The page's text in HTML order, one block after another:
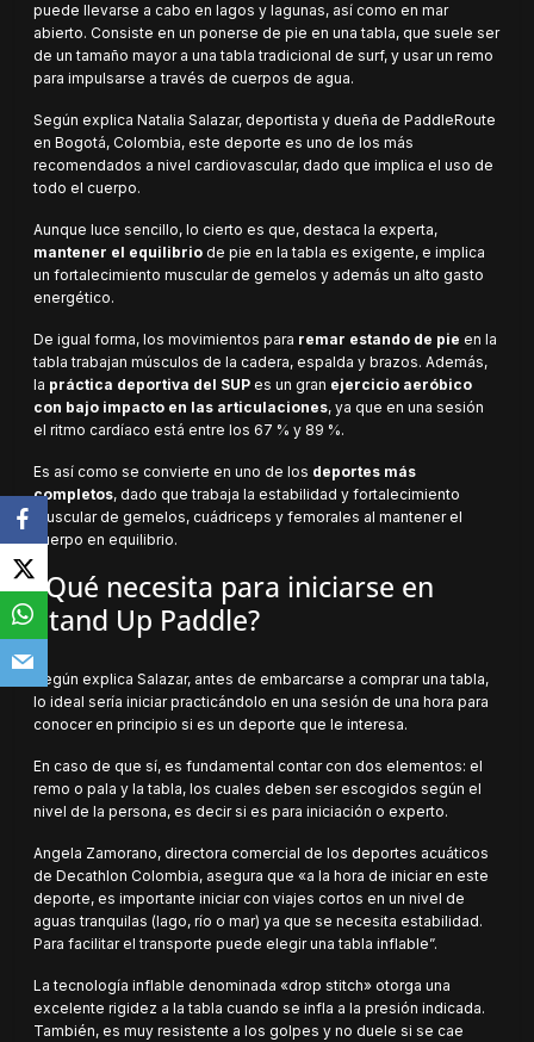
puede llevarse a cabo en lagos y lagunas, así como en mar
abierto. Consiste en un ponerse de pie en una tabla, que suele ser
de un tamaño mayor a una tabla tradicional de surf, y usar un remo
para impulsarse a través de cuerpos de agua.
Según explica Natalia Salazar, deportista y dueña de PaddleRoute
en Bogotá, Colombia, este deporte es uno de los más
recomendados a nivel cardiovascular, dado que implica el uso de
todo el cuerpo.
Aunque luce sencillo, lo cierto es que, destaca la experta,
mantener el equilibrio de pie en la tabla es exigente, e implica
un fortalecimiento muscular de gemelos y además un alto gasto
energético.
De igual forma, los movimientos para remar estando de pie en la
tabla trabajan músculos de la cadera, espalda y brazos. Además,
la práctica deportiva del SUP es un gran ejercicio aeróbico
con bajo impacto en las articulaciones, ya que en una sesión
el ritmo cardíaco está entre los 67 % y 89 %.
Es así como se convierte en uno de los deportes más
completos, dado que trabaja la estabilidad y fortalecimiento
muscular de gemelos, cuádriceps y femorales al mantener el
cuerpo en equilibrio.
¿Qué necesita para iniciarse en
Stand Up Paddle?
Según explica Salazar, antes de embarcarse a comprar una tabla,
lo ideal sería iniciar practicándolo en una sesión de una hora para
conocer en principio si es un deporte que le interesa.
En caso de que sí, es fundamental contar con dos elementos: el
remo o pala y la tabla, los cuales deben ser escogidos según el
nivel de la persona, es decir si es para iniciación o experto.
Angela Zamorano, directora comercial de los deportes acuáticos
de Decathlon Colombia, asegura que «a la hora de iniciar en este
deporte, es importante iniciar con viajes cortos en un nivel de
aguas tranquilas (lago, río o mar) ya que se necesita estabilidad.
Para facilitar el transporte puede elegir una tabla inflable”.
La tecnología inflable denominada «drop stitch» otorga una
excelente rigidez a la tabla cuando se infla a la presión indicada.
También, es muy resistente a los golpes y no duele si se cae